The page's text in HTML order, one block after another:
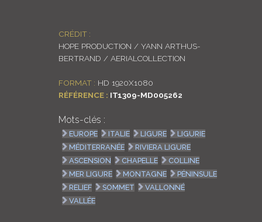
CRÉDIT :
HOPE PRODUCTION / YANN ARTHUS-
BERTRAND / AERIALCOLLECTION
FORMAT : HD 1920X1080
RÉFÉRENCE : IT1309-MD005262
Mots-clés :
EUROPE ITALIE LIGURE
LIGURIE
MÉDITERRANÉE
RIVIERA LIGURE
ASCENSION
CHAPELLE
COLLINE
MER LIGURE
MONTAGNE
PÉNINSULE
RELIEF
SOMMET
VALLONNÉ
VALLÉE